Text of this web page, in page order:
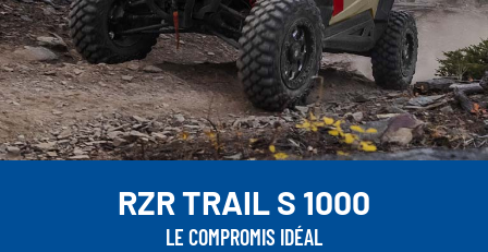
RZR TRAIL S 1000
LE COMPROMIS IDÉAL